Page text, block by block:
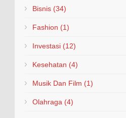
Bisnis (34)
Fashion (1)
Investasi (12)
Kesehatan (4)
Musik Dan Film (1)
Olahraga (4)